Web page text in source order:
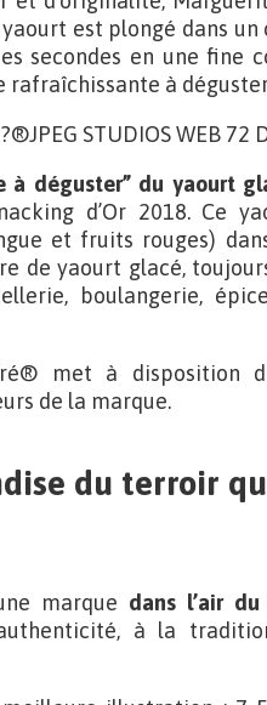
est plongé dans
secondes en une fine
rafraîchissante à
à déguster” du yaourt
d’Or 2018. Ce
et fruits rouges)
de yaourt glacé,
boulangerie,
met à disposition
de la marque.
du terroir
marque dans l’air
à la